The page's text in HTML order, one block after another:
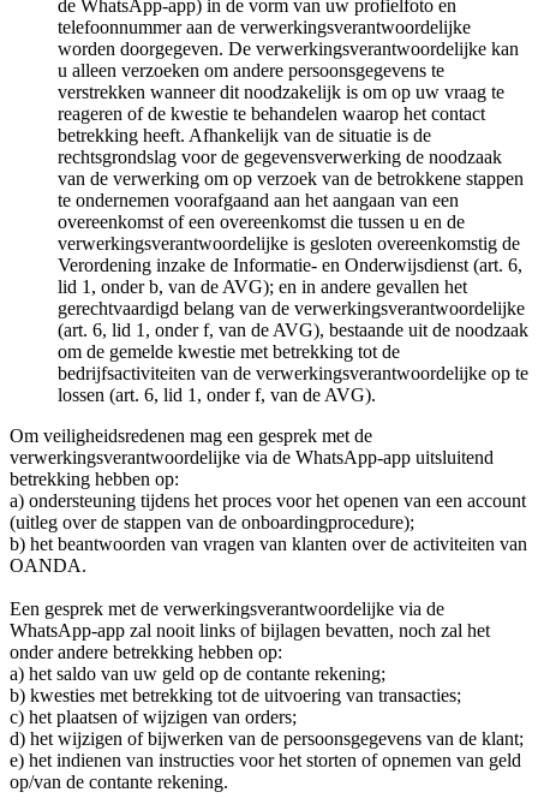
de WhatsApp-app) in de vorm van uw profielfoto en
telefoonnummer aan de verwerkingsverantwoordelijke
worden doorgegeven. De verwerkingsverantwoordelijke kan
u alleen verzoeken om andere persoonsgegevens te
verstrekken wanneer dit noodzakelijk is om op uw vraag te
reageren of de kwestie te behandelen waarop het contact
betrekking heeft. Afhankelijk van de situatie is de
rechtsgrondslag voor de gegevensverwerking de noodzaak
van de verwerking om op verzoek van de betrokkene stappen
te ondernemen voorafgaand aan het aangaan van een
overeenkomst of een overeenkomst die tussen u en de
verwerkingsverantwoordelijke is gesloten overeenkomstig de
Verordening inzake de Informatie- en Onderwijsdienst (art. 6,
lid 1, onder b, van de AVG); en in andere gevallen het
gerechtvaardigd belang van de verwerkingsverantwoordelijke
(art. 6, lid 1, onder f, van de AVG), bestaande uit de noodzaak
om de gemelde kwestie met betrekking tot de
bedrijfsactiviteiten van de verwerkingsverantwoordelijke op te
lossen (art. 6, lid 1, onder f, van de AVG).
Om veiligheidsredenen mag een gesprek met de
verwerkingsverantwoordelijke via de WhatsApp-app uitsluitend
betrekking hebben op:
a) ondersteuning tijdens het proces voor het openen van een account
(uitleg over de stappen van de onboardingprocedure);
b) het beantwoorden van vragen van klanten over de activiteiten van
OANDA.
Een gesprek met de verwerkingsverantwoordelijke via de
WhatsApp-app zal nooit links of bijlagen bevatten, noch zal het
onder andere betrekking hebben op:
a) het saldo van uw geld op de contante rekening;
b) kwesties met betrekking tot de uitvoering van transacties;
c) het plaatsen of wijzigen van orders;
d) het wijzigen of bijwerken van de persoonsgegevens van de klant;
e) het indienen van instructies voor het storten of opnemen van geld
op/van de contante rekening.